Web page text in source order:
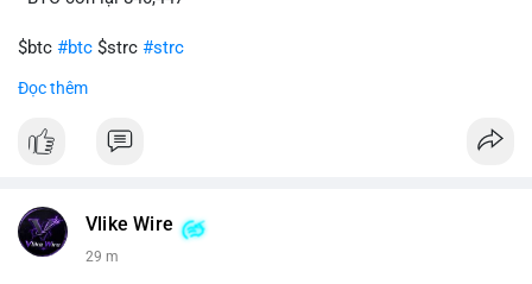
$btc #btc $strc #strc
#vlikevn
📰 Nguồn: Cointelegraph
Đọc thêm
Vlike Wire
29 m